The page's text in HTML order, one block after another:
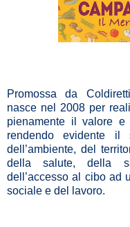
Promossa da
nasce nel 2008 per
pienamente il valore e
rendendo evidente
dell’ambiente, del
della salute, della
dell’accesso al cibo ad
sociale e del lavoro.